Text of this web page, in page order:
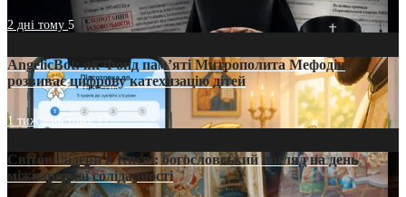
2 дні тому 5
AngelicBot: як Фонд пам’яті Митрополита Мефодія
розвиває цифрову катехизацію дітей
1 тиждень тому12
Світові лідери в Києві: богословський погляд на день
міжнародної солідарності